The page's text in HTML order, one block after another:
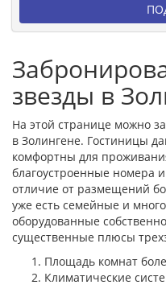
звезды в
На этой странице можно
в Золингене. Гостиницы
комфортны для
благоустроенные номера
отличие от размещений
уже есть семейные и
оборудованные
существенные плюсы
Площадь комнат
Климатические